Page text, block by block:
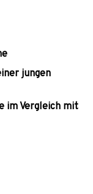
jungen
im Vergleich mit